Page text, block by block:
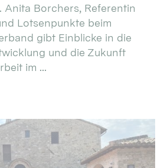
Borchers, Referentin
Lotsenpunkte beim
gibt Einblicke in die
und die Zukunft
im ...